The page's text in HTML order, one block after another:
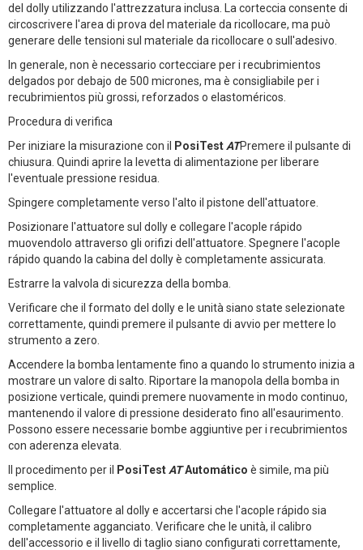
del dolly utilizzando l'attrezzatura inclusa. La corteccia consente di
circoscrivere l'area di prova del materiale da ricollocare, ma può
generare delle tensioni sul materiale da ricollocare o sull'adesivo.
In generale, non è necessario cortecciare per i recubrimientos
delgados por debajo de 500 micrones, ma è consigliabile per i
recubrimientos più grossi, reforzados o elastoméricos.
Procedura di verifica
Per iniziare la misurazione con il PosiTest ATPremere il pulsante di
chiusura. Quindi aprire la levetta di alimentazione per liberare
l'eventuale pressione residua.
Spingere completamente verso l'alto il pistone dell'attuatore.
Posizionare l'attuatore sul dolly e collegare l'acople rápido
muovendolo attraverso gli orifizi dell'attuatore. Spegnere l'acople
rápido quando la cabina del dolly è completamente assicurata.
Estrarre la valvola di sicurezza della bomba.
Verificare che il formato del dolly e le unità siano state selezionate
correttamente, quindi premere il pulsante di avvio per mettere lo
strumento a zero.
Accendere la bomba lentamente fino a quando lo strumento inizia a
mostrare un valore di salto. Riportare la manopola della bomba in
posizione verticale, quindi premere nuovamente in modo continuo,
mantenendo il valore di pressione desiderato fino all'esaurimento.
Possono essere necessarie bombe aggiuntive per i recubrimientos
con aderenza elevata.
Il procedimento per il PosiTest ATAutomático è simile, ma più
semplice.
Collegare l'attuatore al dolly e accertarsi che l'acople rápido sia
completamente agganciato. Verificare che le unità, il calibro
dell'accessorio e il livello di taglio siano configurati correttamente,